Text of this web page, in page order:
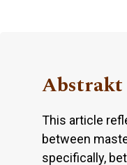
Abstrakt
This article
between
specifically,